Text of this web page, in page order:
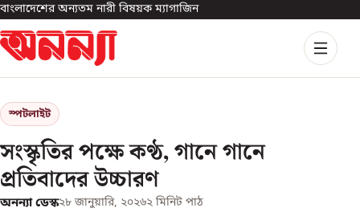
বাংলাদেশের অন্যতম নারী বিষয়ক ম্যাগাজিন
স্পটলাইট
সংস্কৃতির পক্ষে কণ্ঠ, গানে গানে
প্রতিবাদের উচ্চারণ
অনন্যা ডেস্ক২৮ জানুয়ারি, ২০২৬২ মিনিট পাঠ